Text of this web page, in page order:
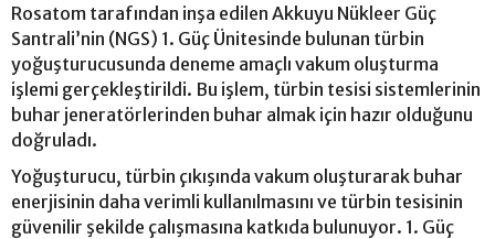
Rosatom tarafından inşa edilen Akkuyu Nükleer Güç
Santrali’nin (NGS) 1. Güç Ünitesinde bulunan türbin
yoğuşturucusunda deneme amaçlı vakum oluşturma
işlemi gerçekleştirildi. Bu işlem, türbin tesisi sistemlerinin
buhar jeneratörlerinden buhar almak için hazır olduğunu
doğruladı.
Yoğuşturucu, türbin çıkışında vakum oluşturarak buhar
enerjisinin daha verimli kullanılmasını ve türbin tesisinin
güvenilir şekilde çalışmasına katkıda bulunuyor. 1. Güç